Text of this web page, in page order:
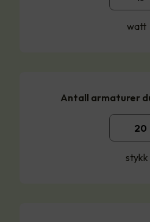
watt
Antall armaturer
stykk